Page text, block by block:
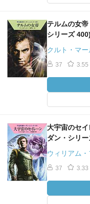
テルムの女
シリーズ 400)
クルト・マ
37 3.55
大宇宙のセ
ダン・シリ
ウィリアム
37 3.33